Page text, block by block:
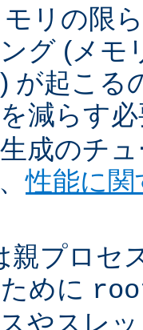
モリの限
グ (メモ
が起こる
を減らす
成のチ
性能に
親プロセ
めに
やスレ